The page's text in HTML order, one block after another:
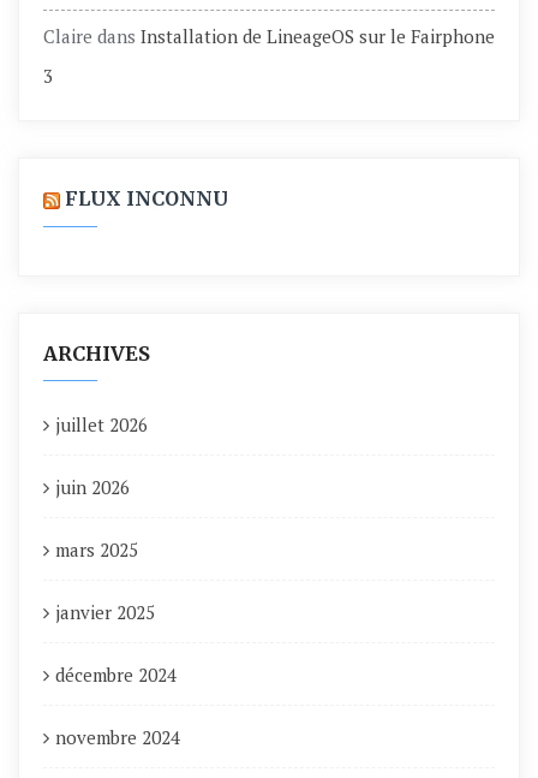
Claire dans Installation de LineageOS sur le Fairphone
3
FLUX INCONNU
ARCHIVES
juillet 2026
juin 2026
mars 2025
janvier 2025
décembre 2024
novembre 2024